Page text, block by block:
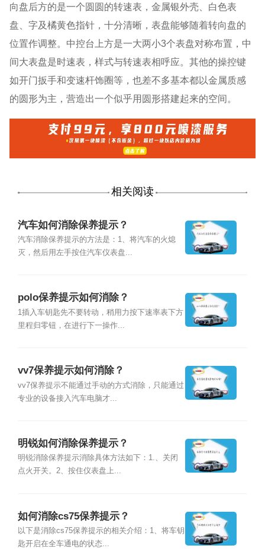
向盘后方的是一个圆圆的转速表，金属银外壳、白色表
盘、字及橘黄色指针，十分清晰，表盘能够随着转向盘的
位置作调整。中控台上方是一大两小3个表盘对称布置，中
间大表盘是时速表，样式与转速表相呼应。其他的操控键
如开门扳手和变速杆饰圈等，也差不多基本都以金属质感
的圆形为主，营造出一个似乎用圆形搭建起来的空间。
相关阅读
汽车如何消除保养提示？
汽车消除保养提示的方法是：1、将汽车的火熄
灭，然后用左手按住汽车仪表盘...
polo保养提示如何消除？
1插入车钥匙先不要转动，稍用力按下速率表下方
里程归零钮，在进行下一操作...
vv7保养提示如何消除？
vv7保养提示不能通过手动的方式消除，只能通过
专业的设备接入汽车电脑才...
明锐如何消除保养提示？
明锐消除保养提示消除具体方法如下：1.、关闭
点火开关。2、按住仪表盘上...
如何消除cs75保养提示？
以下是消除cs75保养提示的相关介绍：1、将车钥
匙开启在全车通电的状态...